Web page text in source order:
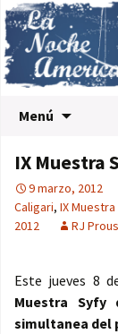
Menú
IX Muestra
9 marzo, 2012
Caligari, IX
2012
RJ Prous
Este jueves 8
Muestra Syfy
simultanea del